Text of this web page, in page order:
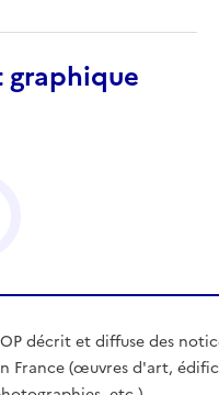
décrit et diffuse des
France (œuvres d'art,